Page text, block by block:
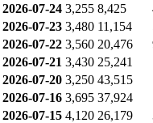
2026-07-24 3,255 8,425
2026-07-23 3,480 11,154
2026-07-22 3,560 20,476
2026-07-21 3,430 25,241
2026-07-20 3,250 43,515
2026-07-16 3,695 37,924
2026-07-15 4,120 26,179